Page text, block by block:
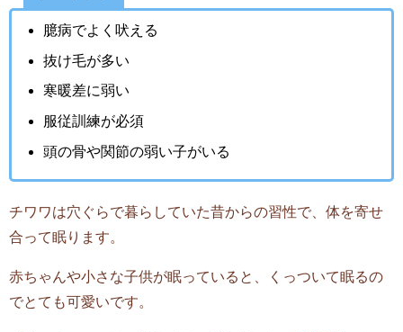
臆病でよく吠える
抜け毛が多い
寒暖差に弱い
服従訓練が必須
頭の骨や関節の弱い子がいる
チワワは穴ぐらで暮らしていた昔からの習性で、体を寄せ
合って眠ります。
赤ちゃんや小さな子供が眠っていると、くっついて眠るの
でとても可愛いです。